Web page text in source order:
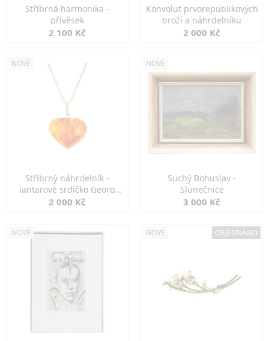
Stříbrná harmonika -
přívěsek
2 100 Kč
Konvolut prvorepublikových
broží a náhrdelníku
2 000 Kč
NOVÉ
Stříbrný náhrdelník -
jantarové srdíčko Georg
Kramer
2 000 Kč
NOVÉ
Suchý Bohuslav -
Slunečnice
3 000 Kč
NOVÉ NOVÉ OBJEDNÁNO